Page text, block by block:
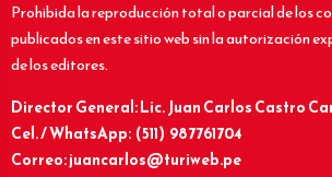
Prohibida la reproducción total o parcial de los
publicados en este sitio web sin la autorización
de los editores.
Director General: Lic.Juan Carlos Castro
Cel. / WhatsApp: (511) 987761704
Correo: juancarlos@turiweb.pe